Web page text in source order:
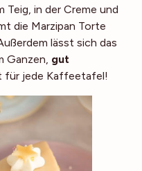
Teig, in der Creme und
die Marzipan Torte
lässt sich das
Ganzen, gut
für jede Kaffeetafel!